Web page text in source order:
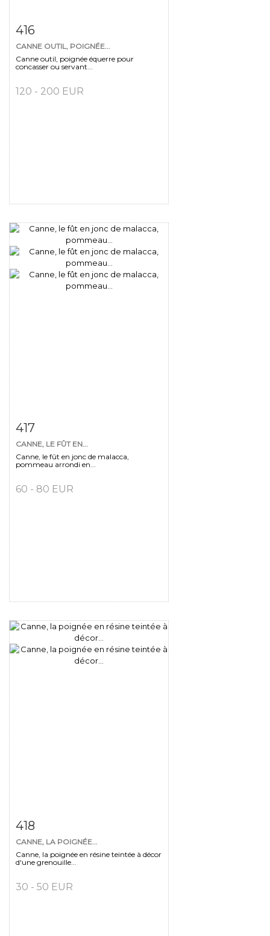
Fiche détaillée
416
CANNE OUTIL, POIGNÉE...
Canne outil, poignée équerre pour
concasser ou servant...
120 - 200 EUR
Fiche détaillée
417
CANNE, LE FÛT EN...
Canne, le fût en jonc de malacca,
pommeau arrondi en...
60 - 80 EUR
Fiche détaillée
418
CANNE, LA POIGNÉE...
Canne, la poignée en résine teintée à décor
d'une grenouille...
30 - 50 EUR